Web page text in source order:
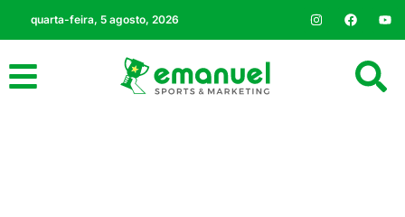
quarta-feira, 5 agosto, 2026